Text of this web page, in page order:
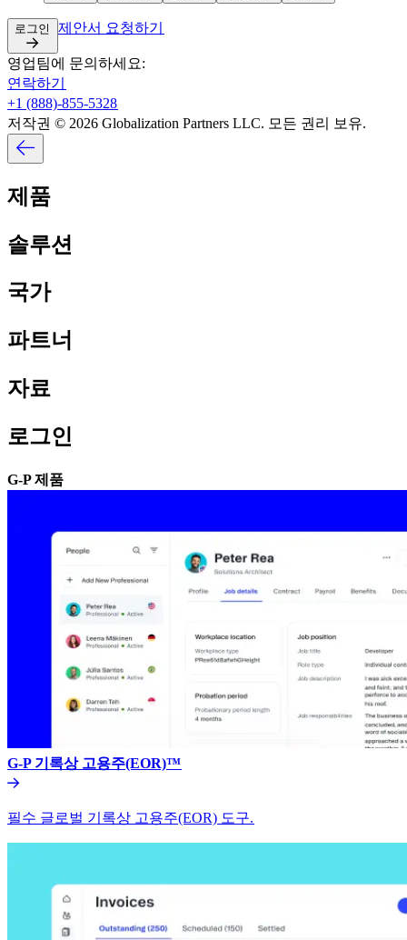
로그인​​ 제안서 요청하기​​
영업팀에 문의하세요:​​
연락하기​​
+1 (888)-855-5328​​
저작권 © 2026 Globalization Partners LLC. 모든 권리 보유.​​
제품​​
솔루션​​
국가​​
파트너​​
자료​​
로그인​​
G-P 제품​​
G-P 기록상 고용주(EOR)™​​
필수 글로벌 기록상 고용주(EOR) 도구.​​